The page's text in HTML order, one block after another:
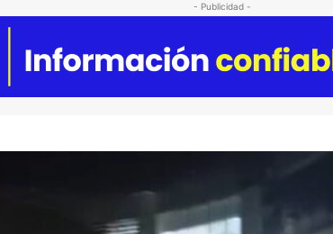
- Publicidad -